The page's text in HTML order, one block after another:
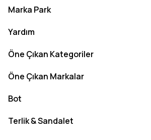
Marka Park
Yardım
Öne Çıkan Kategoriler
Öne Çıkan Markalar
Bot
Terlik & Sandalet